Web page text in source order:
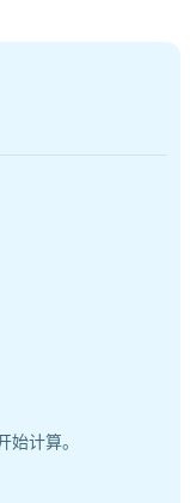
计算。